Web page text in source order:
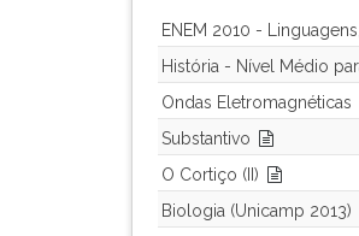
ENEM 2010 -
História - Nível Médio
Ondas Eletromagnéticas
Substantivo
O Cortiço (II)
Biologia (Unicamp 2013)